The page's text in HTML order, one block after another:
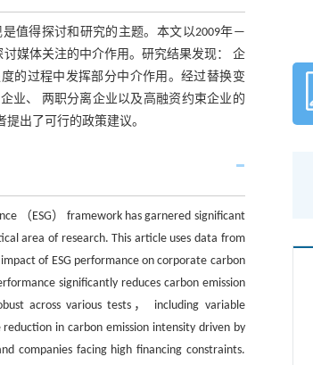
是值得探讨和研究的主题。本文以2009年—
媒体关注的中介作用。研究结果发现： 企
的过程中发挥部分中介作用。经过替换变
业、 两职分离企业以及高融资约束企业的
出了可行的政策建议。
（ESG） framework has garnered significant
area of research. This article uses data from
of ESG performance on corporate carbon
significantly reduces carbon emission
across various tests， including variable
in carbon emission intensity driven by
companies facing high financing constraints.